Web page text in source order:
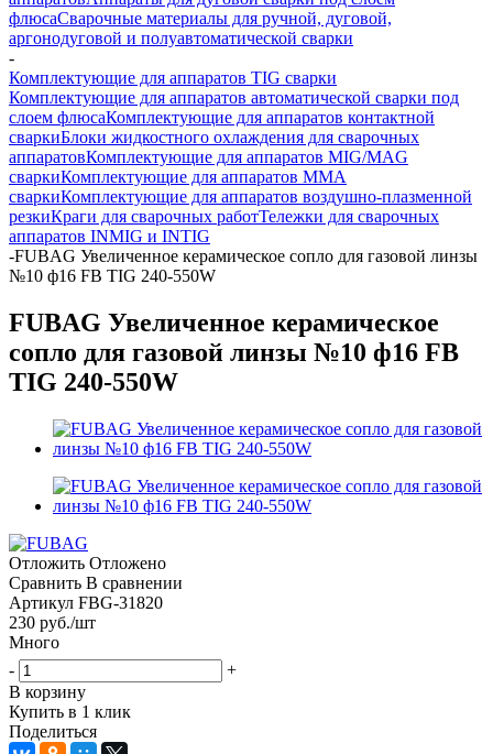
флюсаСварочные материалы для ручной, дуговой,
аргонодуговой и полуавтоматической сварки
-
Комплектующие для аппаратов TIG сварки
Комплектующие для аппаратов автоматической сварки под
слоем флюсаКомплектующие для аппаратов контактной
сваркиБлоки жидкостного охлаждения для сварочных
аппаратовКомплектующие для аппаратов MIG/MAG
сваркиКомплектующие для аппаратов ММА
сваркиКомплектующие для аппаратов воздушно-плазменной
резкиКраги для сварочных работТележки для сварочных
аппаратов INMIG и INTIG
-FUBAG Увеличенное керамическое сопло для газовой линзы
№10 ф16 FB TIG 240-550W
FUBAG Увеличенное керамическое
сопло для газовой линзы №10 ф16 FB
TIG 240-550W
Отложить Отложено
Сравнить В сравнении
Артикул FBG-31820
230 руб./шт
Много
-
+
В корзину
Купить в 1 клик
Поделиться